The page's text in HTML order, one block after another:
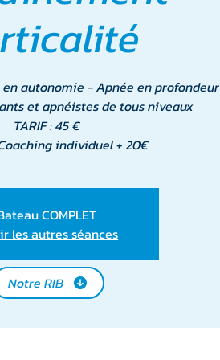
autonomie - Apnée en profondeur
et apnéistes de tous niveaux
TARIF : 45 €
individuel + 20€
COMPLET
les autres séances
Notre RIB